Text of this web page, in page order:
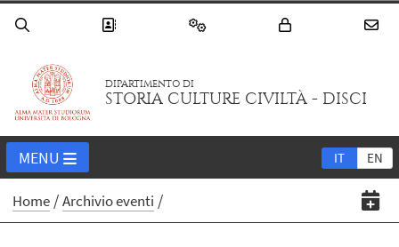
DIPARTIMENTO DI
STORIA CULTURE CIVILTÀ - DISCI
IT EN
MENU
Home Archivio eventi